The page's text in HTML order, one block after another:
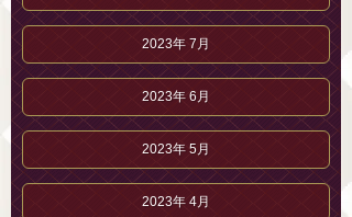
2023年 7月
2023年 6月
2023年 5月
2023年 4月